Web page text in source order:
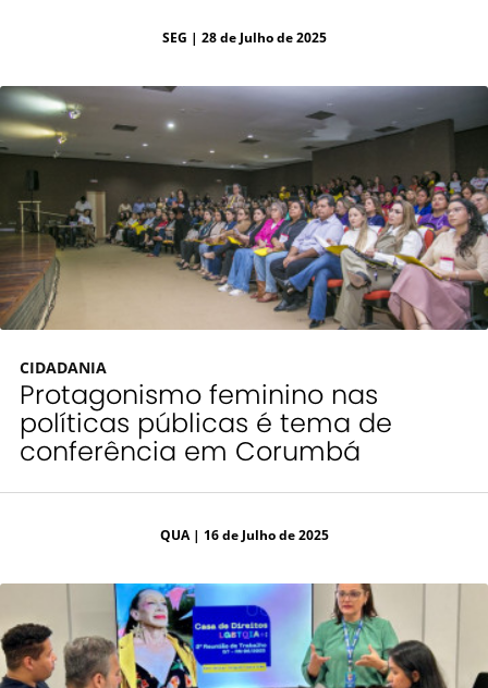
SEG | 28 de Julho de 2025
CIDADANIA
Protagonismo feminino nas
políticas públicas é tema de
conferência em Corumbá
QUA| 16 de Julho de 2025